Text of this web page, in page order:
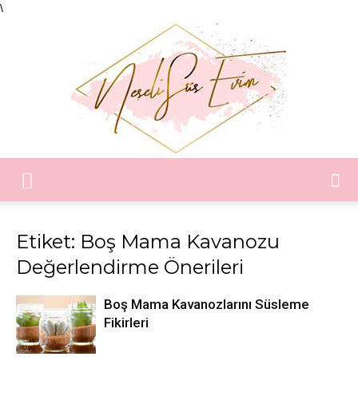
\
Süs
Etiket: Boş Mama Kavanozu
Değerlendirme Önerileri
Boş Mama Kavanozlarını Süsleme
Fikirleri